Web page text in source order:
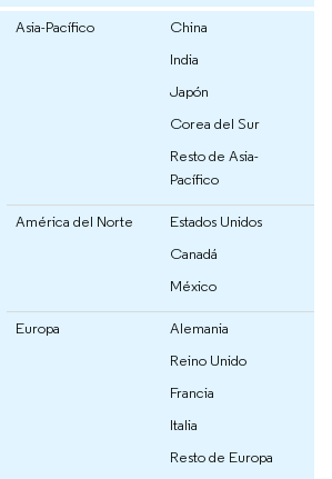
Asia-Pacífico
China
India
Japón
Corea del Sur
Resto de Asia-
Pacífico
América del Norte
Estados Unidos
Canadá
México
Europa
Alemania
Reino Unido
Francia
Italia
Resto de Europa